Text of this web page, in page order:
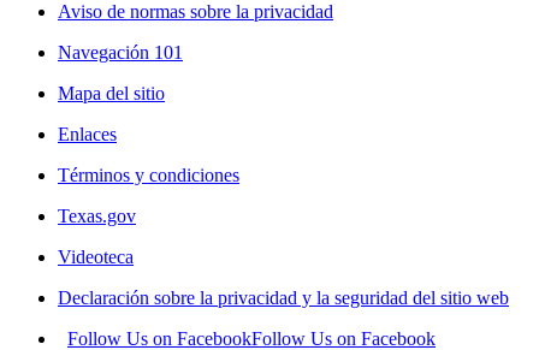
Aviso de normas sobre la privacidad
Navegación 101
Mapa del sitio
Enlaces
Términos y condiciones
Texas.gov
Videoteca
Declaración sobre la privacidad y la seguridad del sitio web
Follow Us on FacebookFollow Us on Facebook